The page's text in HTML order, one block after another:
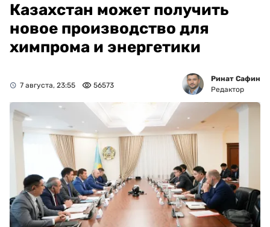
Казахстан может получить
новое производство для
химпрома и энергетики
7 августа, 23:55 56573
Ринат Сафин
Редактор